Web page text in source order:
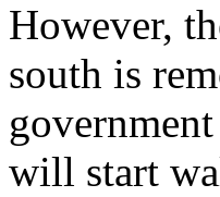
However,
south is
will start